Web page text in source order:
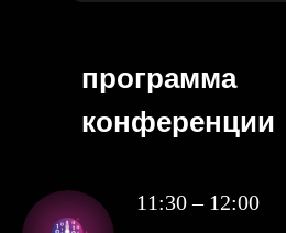
программа
конференции
11:30 – 12:00